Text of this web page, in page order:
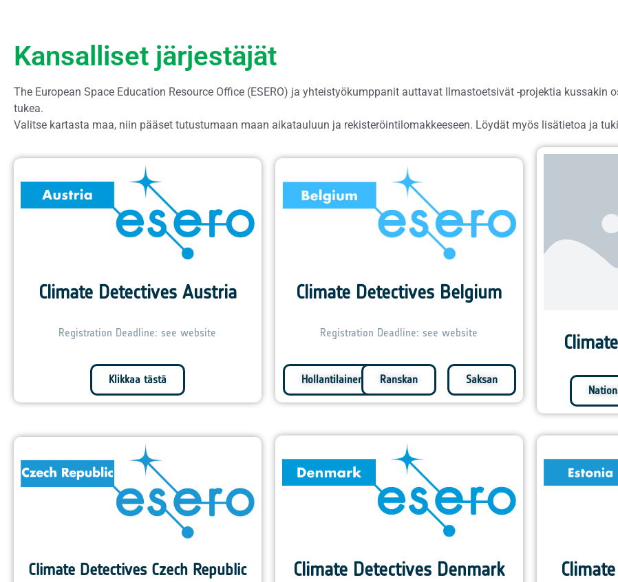
Kansalliset järjestäjät
The European Space Education Resource Office (ESERO) ja yhteistyökumppanit auttavat Ilmastoetsivät -projektia kussakin
tukea.
Valitse kartasta maa, niin pääset tutustumaan maan aikatauluun ja rekisteröintilomakkeeseen. Löydät myös lisätietoa ja
Climate Detectives Austria
Registration Deadline: see website
Klikkaa tästä
Climate Detectives Belgium
Registration Deadline: see website
Hollantilainen Ranskan Saksan
Climate Detectives Czech Republic Climate Detectives Denmark